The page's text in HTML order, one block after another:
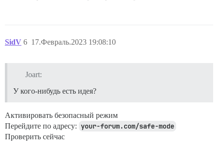
SidV 17.Февраль.2023 19:08:10
6
Joart:
У кого-нибудь есть идея?
Активировать безопасный режим
Перейдите по адресу: your-forum.com/safe-mode
Проверить сейчас